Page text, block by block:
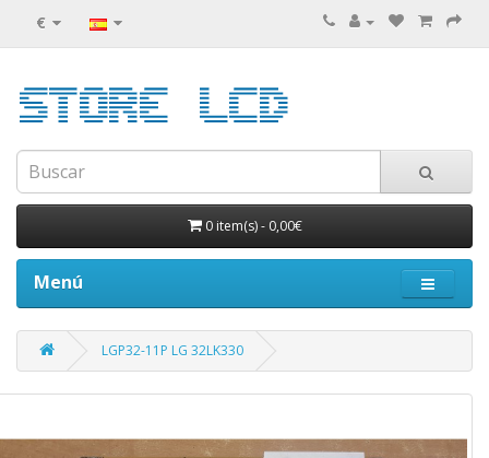
€
0 item(s)- 0,00€
Menú
LGP32-11P LG 32LK330